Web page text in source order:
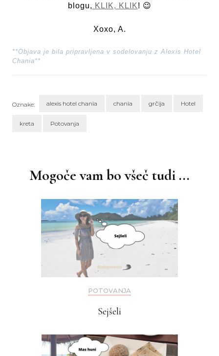
blogu, KLIK, KLIK! 😉
Xoxo, A.
**Objava je bila pripravljena v sodelovanju z Alexis Hotel
Chania**
Oznake: alexis hotel chania chania grčija Hotel
kreta Potovanja
Mogoče vam bo všeč tudi ...
POTOVANJA
Sejšeli